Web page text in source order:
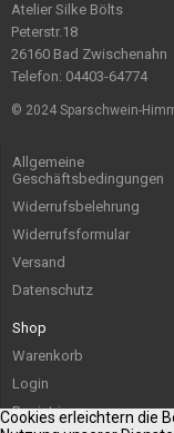
Atelier Silke Bölts
Peterstr.18
26160 Bad Zwischenahn
Telefon: 04403-64774
© 2024 Sparschwein-
Allgemeine
Geschäftsbedingungen
Widerrufsbelehrung
Widerrufsformular
Versand
Datenschutz
Shop
Warenkorb
Login
Registrieren
Cookies erleichtern die